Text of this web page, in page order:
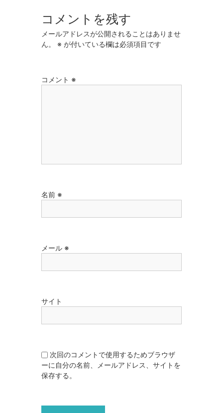
コメントを残す
メールアドレスが公開されることはありませ
ん。
※ が付いている欄は必須項目です
コメント ※
名前 ※
メール ※
サイト
次回のコメントで使用するためブラウザ
ーに自分の名前、メールアドレス、サイトを
保存する。